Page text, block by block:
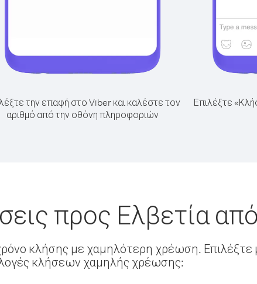
την επαφή στο Viber και καλέστε τον
αριθμό από την οθόνη πληροφοριών
Επιλέξτε
προς Ελβετία
κλήσης με χαμηλότερη χρέωση. Επιλέξτε
κλήσεων χαμηλής χρέωσης: